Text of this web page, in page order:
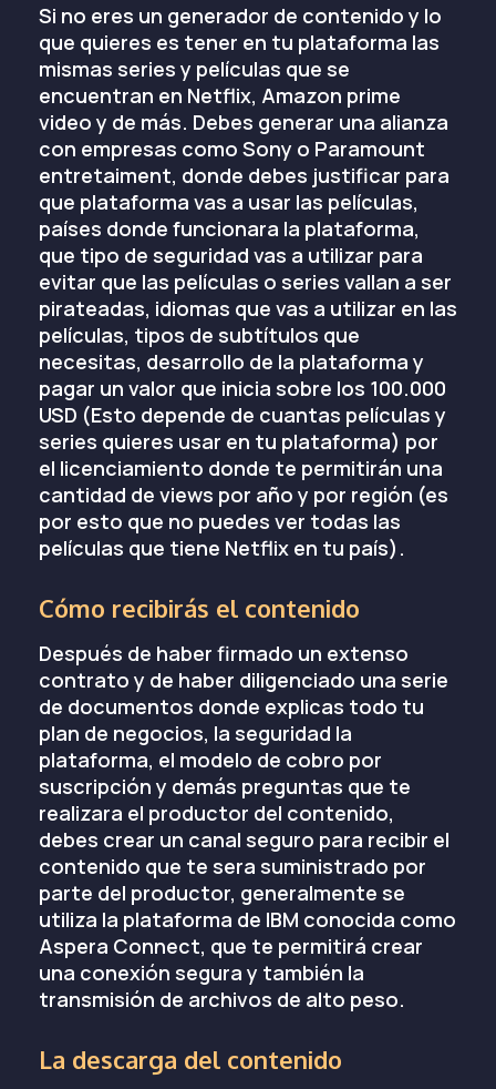
Si no eres un generador de contenido y lo
que quieres es tener en tu plataforma las
mismas series y películas que se
encuentran en Netflix, Amazon prime
video y de más. Debes generar una alianza
con empresas como Sony o Paramount
entretaiment, donde debes justificar para
que plataforma vas a usar las películas,
países donde funcionara la plataforma,
que tipo de seguridad vas a utilizar para
evitar que las películas o series vallan a ser
pirateadas, idiomas que vas a utilizar en las
películas, tipos de subtítulos que
necesitas, desarrollo de la plataforma y
pagar un valor que inicia sobre los 100.000
USD (Esto depende de cuantas películas y
series quieres usar en tu plataforma) por
el licenciamiento donde te permitirán una
cantidad de views por año y por región (es
por esto que no puedes ver todas las
películas que tiene Netflix en tu país).
Cómo recibirás el contenido
Después de haber firmado un extenso
contrato y de haber diligenciado una serie
de documentos donde explicas todo tu
plan de negocios, la seguridad la
plataforma, el modelo de cobro por
suscripción y demás preguntas que te
realizara el productor del contenido,
debes crear un canal seguro para recibir el
contenido que te sera suministrado por
parte del productor, generalmente se
utiliza la plataforma de IBM conocida como
Aspera Connect, que te permitirá crear
una conexión segura y también la
transmisión de archivos de alto peso.
La descarga del contenido